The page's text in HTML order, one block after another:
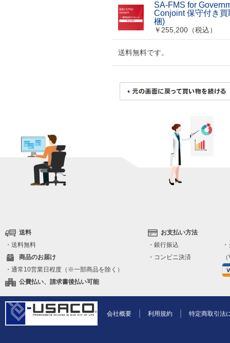
SA-FMS for
Conjoint 保守付き
梱)
￥255,200（税込）
送料無料です。
送料
・送料無料
商品のお届け
・通常10営業日程度（※一部商品を除く）
公費払い、請求書後払い可能
お支払い方法
・銀行振込
・コンビニ決済
会社概要 利用規約 特定商取引法